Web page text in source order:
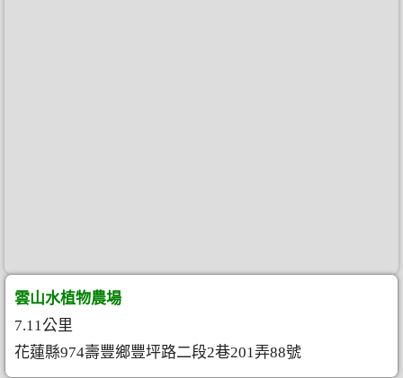
雲山水植物農場
7.11公里
花蓮縣974壽豐鄉豐坪路二段2巷201弄88號